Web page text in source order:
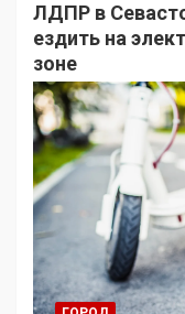
ЛДПР в
ездить на
зоне